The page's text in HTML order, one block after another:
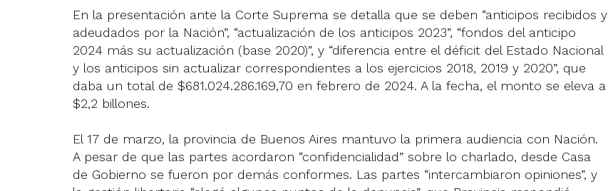
En la presentación ante la Corte Suprema se detalla que se deben “anticipos recibidos y
adeudados por la Nación”, “actualización de los anticipos 2023”, “fondos del anticipo
2024 más su actualización (base 2020)”, y “diferencia entre el déficit del Estado Nacional
y los anticipos sin actualizar correspondientes a los ejercicios 2018, 2019 y 2020”, que
daba un total de $681.024.286.169,70 en febrero de 2024. A la fecha, el monto se eleva a
$2,2 billones.
El 17 de marzo, la provincia de Buenos Aires mantuvo la primera audiencia con Nación.
A pesar de que las partes acordaron “confidencialidad” sobre lo charlado, desde Casa
de Gobierno se fueron por demás conformes. Las partes “intercambiaron opiniones”, y